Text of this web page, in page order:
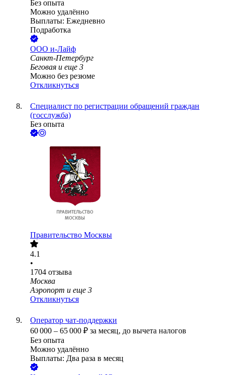
Без опыта
Можно удалённо
Выплаты: Ежедневно
Подработка
ООО и-Лайф
Санкт-Петербург
Беговая и еще 3
Можно без резюме
Откликнуться
Специалист по регистрации обращений граждан
(госслужба)
Без опыта
Правительство Москвы
4.1
•
1704 отзыва
Москва
Аэропорт и еще 3
Откликнуться
Оператор чат-поддержки
60 000 – 65 000 ₽ за месяц, до вычета налогов
Без опыта
Можно удалённо
Выплаты: Два раза в месяц